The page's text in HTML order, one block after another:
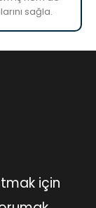
sağla.
için